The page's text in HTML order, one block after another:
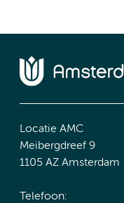
Locatie AMC
Meibergdreef 9
1105 AZ Amsterdam
Telefoon: